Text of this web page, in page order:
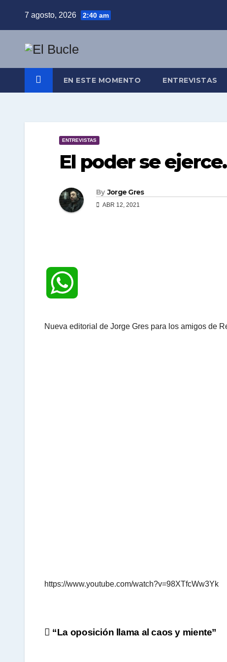
7 agosto, 2026 2:40 am
EN ESTE MOMENTO ENTREVISTAS
ENTREVISTAS
El poder se ejerce.
By Jorge Gres
ABR 12, 2021
Nueva editorial de Jorge Gres para los amigos de
https://www.youtube.com/watch?v=98XTfcWw3Yk
Navegación
“La oposición llama al caos y miente”